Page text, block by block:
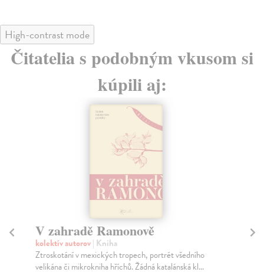
High-contrast mode
Čitatelia s podobným vkusom si
kúpili aj:
V zahradě Ramonově
kolektív autorov| Kniha
Ztroskotání v mexických tropech, portrét všedního
velikána či mikrokniha hříchů. Žádná katalánská kl...